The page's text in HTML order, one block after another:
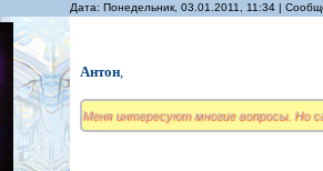
Дата: Понедельник, 03.01.2011, 11:34 |
Антон,
Меня интересуют многие вопросы. Но